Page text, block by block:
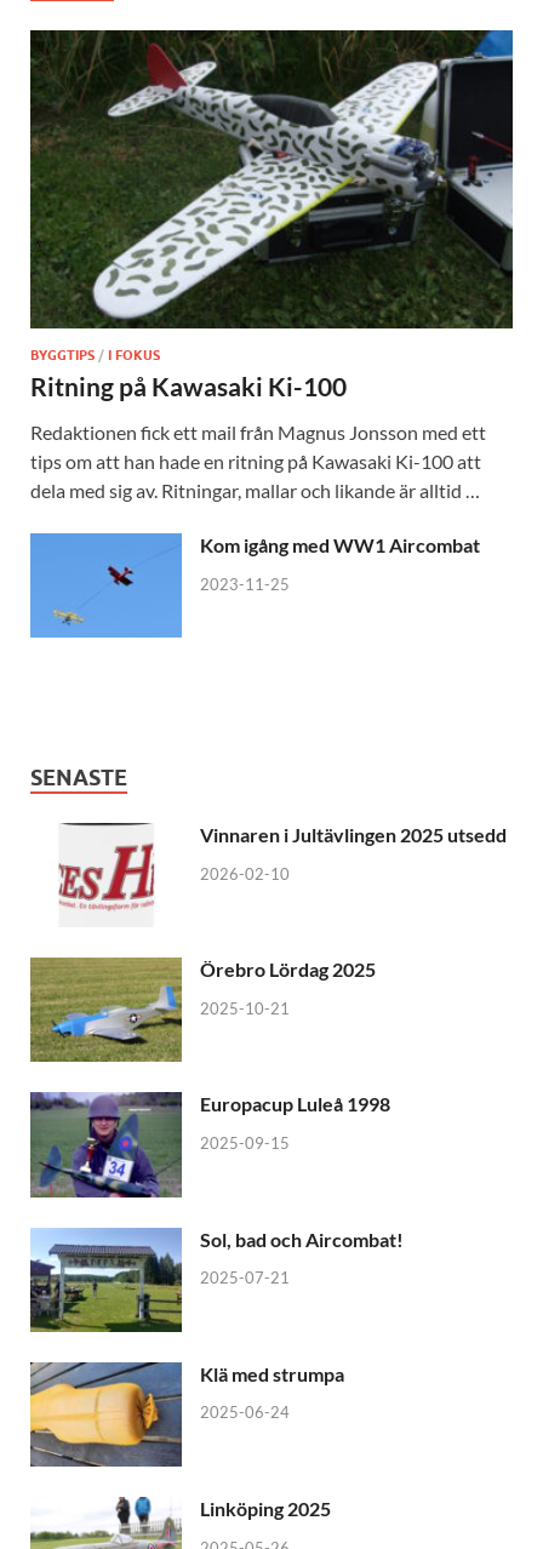
BYGGTIPS / I FOKUS
Ritning på Kawasaki Ki-100
Redaktionen fick ett mail från Magnus Jonsson med ett
tips om att han hade en ritning på Kawasaki Ki-100 att
dela med sig av. Ritningar, mallar och likande är alltid …
Kom igång med WW1 Aircombat
2023-11-25
SENASTE
Vinnaren i Jultävlingen 2025 utsedd
2026-02-10
Örebro Lördag 2025
2025-10-21
Europacup Luleå 1998
2025-09-15
Sol, bad och Aircombat!
2025-07-21
Klä med strumpa
2025-06-24
Linköping 2025